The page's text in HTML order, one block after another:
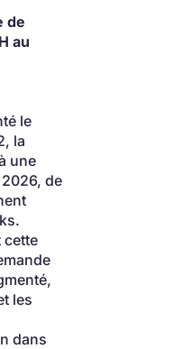
de
au
le
la
une
de
cette
les
dans